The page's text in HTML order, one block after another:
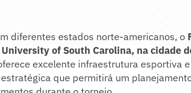
diferentes estados norte-americanos, o
of South Carolina, na cidade
excelente infraestrutura esportiva
que permitirá um